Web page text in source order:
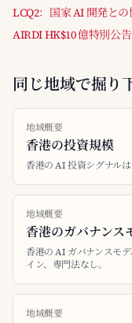
LCQ2：国家 AI 開発との
AIRDI HK$10 億特別公告
同じ地域で掘り
地域概要
香港の投資規模
香港の AI 投資シグナルは
地域概要
香港のガバナンス
香港の AI ガバナンスモ
イン、専門法なし。
地域概要